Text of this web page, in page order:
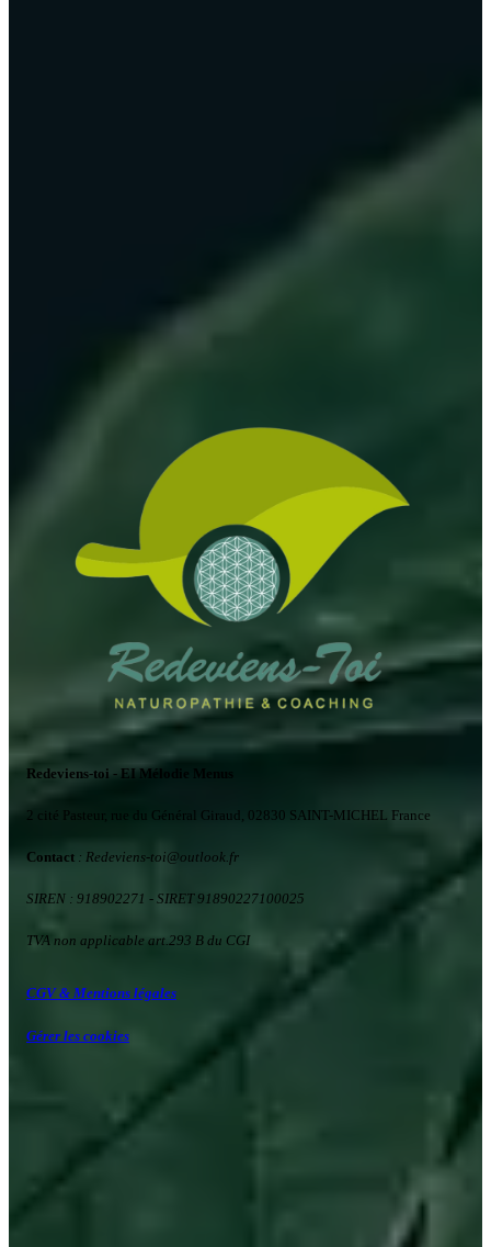
Redeviens-toi - EI Mélodie Menus
2 cité Pasteur, rue du Général Giraud, 02830 SAINT-MICHEL France
Contact : Redeviens-toi@outlook.fr
SIREN : 918902271 - SIRET 91890227100025
TVA non applicable art.293 B du CGI
CGV & Mentions légales
Gérer les cookies